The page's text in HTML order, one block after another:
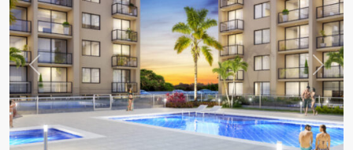
Previous Next